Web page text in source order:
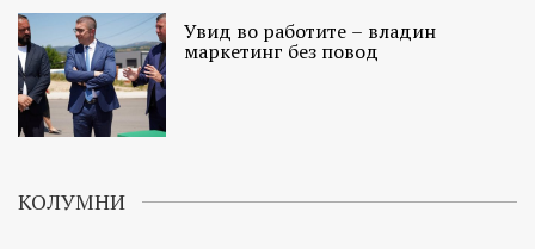
Увид во работите – владин
маркетинг без повод
КОЛУМНИ